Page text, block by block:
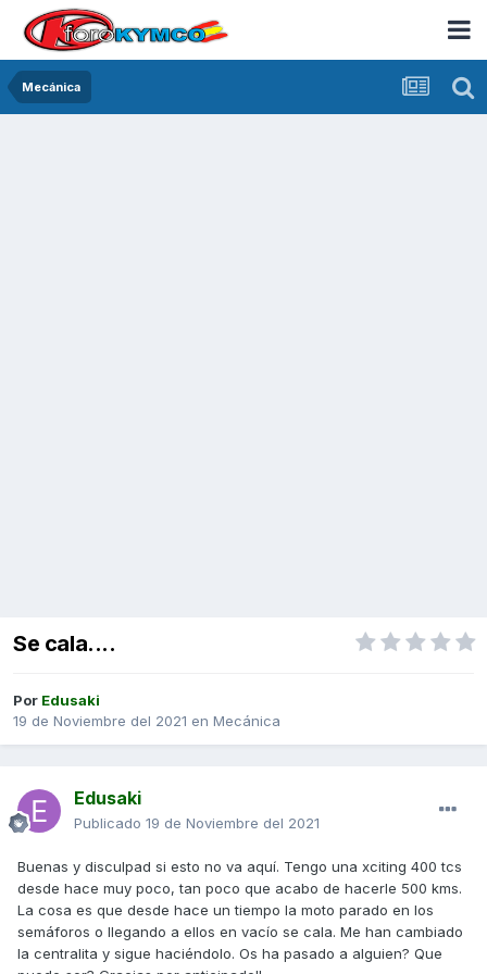
Mecánica
Se cala....
Por Edusaki
19 de Noviembre del 2021 en Mecánica
Edusaki
Publicado 19 de Noviembre del 2021
Buenas y disculpad si esto no va aquí. Tengo una xciting 400 tcs
desde hace muy poco, tan poco que acabo de hacerle 500 kms.
La cosa es que desde hace un tiempo la moto parado en los
semáforos o llegando a ellos en vacío se cala. Me han cambiado
la centralita y sigue haciéndolo. Os ha pasado a alguien? Que